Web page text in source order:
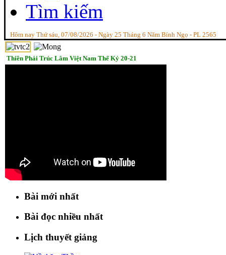
Tìm kiếm
Hôm nay Thứ sáu, 07/08/2026 - Ngày 25 Tháng 6 Năm Bính Ngọ - PL 2565
Thiền Phái Trúc Lâm Việt Nam Thế Kỷ 20-21
Bài mới nhất
Bài đọc nhiều nhất
Lịch thuyết giảng